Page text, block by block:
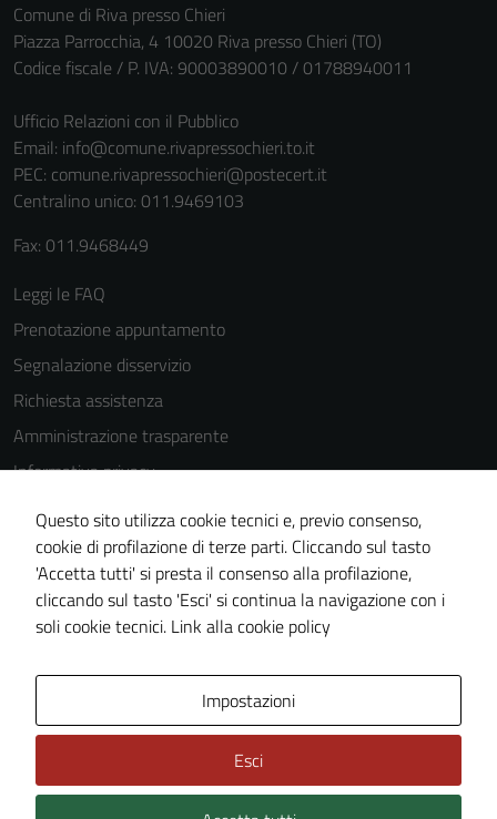
Comune di Riva presso Chieri
Piazza Parrocchia, 4 10020 Riva presso Chieri (TO)
Codice fiscale / P. IVA: 90003890010 / 01788940011
Ufficio Relazioni con il Pubblico
Email: info@comune.rivapressochieri.to.it
PEC: comune.rivapressochieri@postecert.it
Centralino unico: 011.9469103
Fax: 011.9468449
Leggi le FAQ
Prenotazione appuntamento
Segnalazione disservizio
Richiesta assistenza
Amministrazione trasparente
Informativa privacy
Cookie Policy
Note legali
Dichiarazione di accessibilità
Piano di miglioramento del sito
Questo sito utilizza cookie tecnici e, previo consenso,
cookie di profilazione di terze parti. Cliccando sul tasto
'Accetta tutti' si presta il consenso alla profilazione,
cliccando sul tasto 'Esci' si continua la navigazione con i
soli cookie tecnici. Link alla cookie policy
Impostazioni
Esci
possono
essere
non raccolgono
informazioni